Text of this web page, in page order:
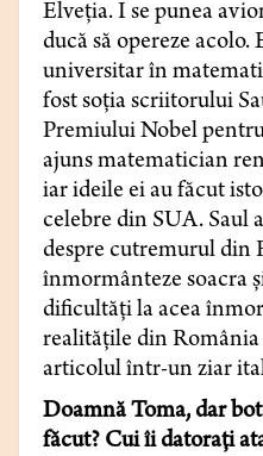
Elveţia. I se punea
ducă să opereze acolo.
universitar în
fost soţia scriitorului
Premiului Nobel
ajuns matematician
iar ideile ei au făcut
celebre din SUA. Saul
despre cutremurul din
înmormânteze soacra
dificultăţi la acea
realităţile din România
articolul într-un ziar
Doamnă Toma, dar
făcut? Cui îi datoraţi